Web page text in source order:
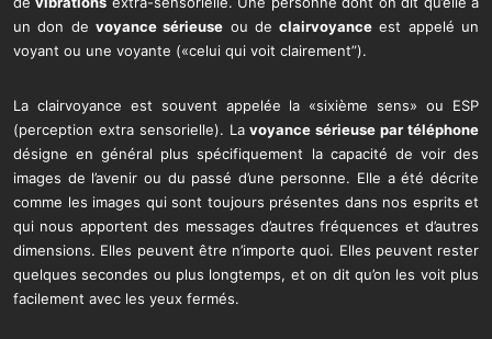
un don de voyance sérieuse ou declairvoyance est appelé un
voyant ou une voyante («celui qui voit clairement”).
La clairvoyance est souvent appelée la «sixième sens» ou ESP
(perception extra sensorielle). Lavoyance sérieuse par téléphone
désigne en général plus spécifiquement la capacité de voir des
images de l’avenir ou du passé d’une personne. Elle a été décrite
comme les images qui sont toujours présentes dans nos esprits et
qui nous apportent des messages d’autres fréquences et d’autres
dimensions. Elles peuvent être n’importe quoi. Elles peuvent rester
quelques secondes ou plus longtemps, et on dit qu’on les voit plus
facilement avec les yeux fermés.